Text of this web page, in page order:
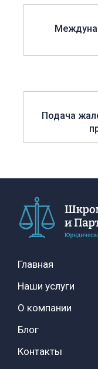
Подача
Главная
Наши услуги
О компании
Блог
Контакты